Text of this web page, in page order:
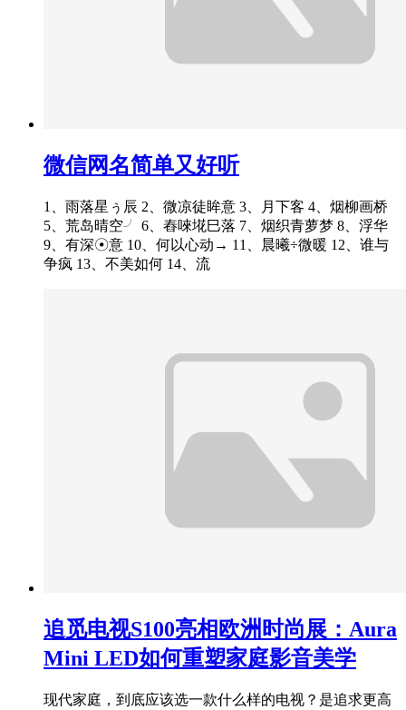
微信网名简单又好听
1、雨落星ぅ辰 2、微凉徒眸意 3、月下客 4、烟柳画桥
5、荒岛晴空╯ 6、舂唻埖巳落 7、烟织青萝梦 8、浮华
9、有深☉意 10、何以心动→ 11、晨曦÷微暖 12、谁与
争疯 13、不美如何 14、流
追觅电视S100亮相欧洲时尚展：Aura
Mini LED如何重塑家庭影音美学
现代家庭，到底应该选一款什么样的电视？是追求更高